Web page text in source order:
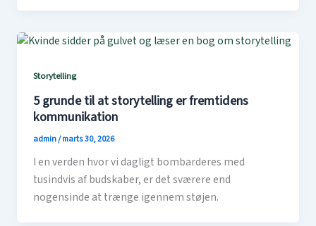
Storytelling
5 grunde til at storytelling er fremtidens
kommunikation
admin/marts 30, 2026
I en verden hvor vi dagligt bombarderes med
tusindvis af budskaber, er det sværere end
nogensinde at trænge igennem støjen.